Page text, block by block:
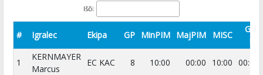
Išči:
# Igralec Ekipa GP MinPIM MajPIM MISC
GA-
MI
1
KERNMAYER
Marcus
EC KAC 8 10:00 00:00 10:00 00:00